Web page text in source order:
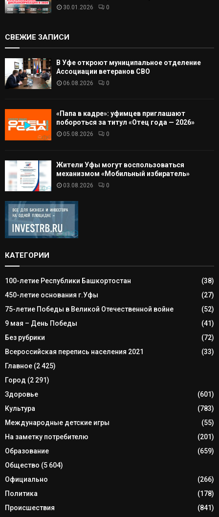
30.01.2026 0
СВЕЖИЕ ЗАПИСИ
В Уфе откроют муниципальное отделение
Ассоциации ветеранов СВО
06.08.2026 0
«Папа в кадре»: уфимцев приглашают
побороться за титул «Отец года — 2026»
05.08.2026 0
Жители Уфы могут воспользоваться
механизмом «Мобильный избиратель»
03.08.2026 0
КАТЕГОРИИ
100-летие Республики Башкортостан
(38)
450-летие основания г.Уфы
(27)
75-летие Победы в Великой Отечественной войне
(52)
9 мая – День Победы
(41)
Без рубрики
(72)
Всероссийская перепись населения 2021
(33)
Главное (2 425)
Город (2 291)
Здоровье
(601)
Культура
(783)
Международные детские игры
(55)
На заметку потребителю
(201)
Образование
(659)
Общество (5 604)
Официально
(266)
Политика
(178)
Происшествия
(841)